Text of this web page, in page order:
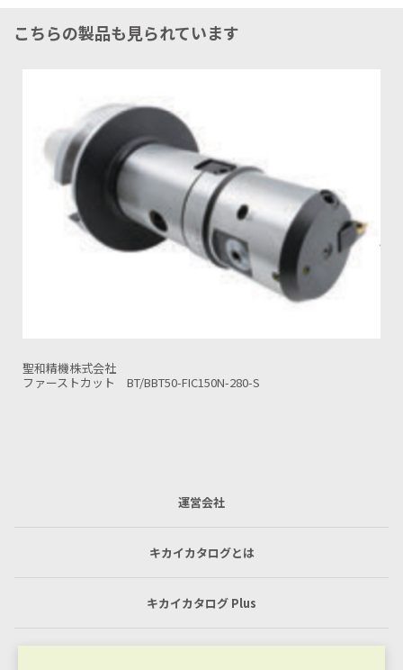
こちらの製品も見られています
280-S
大径用ツインカット HSKA100-
運営会社
キカイカタログとは
キカイカタログ Plus